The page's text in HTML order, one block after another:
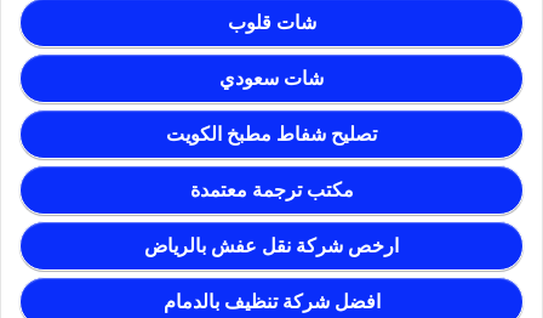
شات قلوب
شات سعودي
تصليح شفاط مطبخ الكويت
مكتب ترجمة معتمدة
ارخص شركة نقل عفش بالرياض
افضل شركة تنظيف بالدمام